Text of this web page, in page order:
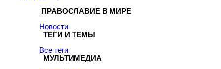
ПРАВОСЛАВИЕ В МИРЕ
Новости
ТЕГИ И ТЕМЫ
Все теги
МУЛЬТИМЕДИА